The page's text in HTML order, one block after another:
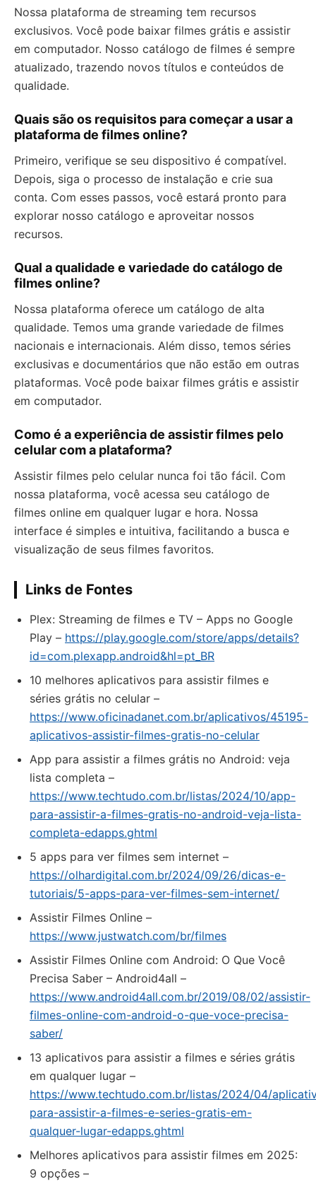
Nossa plataforma de streaming tem recursos
exclusivos. Você pode baixar filmes grátis e assistir
em computador. Nosso catálogo de filmes é sempre
atualizado, trazendo novos títulos e conteúdos de
qualidade.
Quais são os requisitos para começar a usar a
plataforma de filmes online?
Primeiro, verifique se seu dispositivo é compatível.
Depois, siga o processo de instalação e crie sua
conta. Com esses passos, você estará pronto para
explorar nosso catálogo e aproveitar nossos
recursos.
Qual a qualidade e variedade do catálogo de
filmes online?
Nossa plataforma oferece um catálogo de alta
qualidade. Temos uma grande variedade de filmes
nacionais e internacionais. Além disso, temos séries
exclusivas e documentários que não estão em outras
plataformas. Você pode baixar filmes grátis e assistir
em computador.
Como é a experiência de assistir filmes pelo
celular com a plataforma?
Assistir filmes pelo celular nunca foi tão fácil. Com
nossa plataforma, você acessa seu catálogo de
filmes online em qualquer lugar e hora. Nossa
interface é simples e intuitiva, facilitando a busca e
visualização de seus filmes favoritos.
Links de Fontes
Plex: Streaming de filmes e TV – Apps no Google
Play – https://play.google.com/store/apps/details?
id=com.plexapp.android&hl=pt_BR
10 melhores aplicativos para assistir filmes e
séries grátis no celular –
https://www.oficinadanet.com.br/aplicativos/45195-
aplicativos-assistir-filmes-gratis-no-celular
App para assistir a filmes grátis no Android: veja
lista completa –
https://www.techtudo.com.br/listas/2024/10/app-
para-assistir-a-filmes-gratis-no-android-veja-lista-
completa-edapps.ghtml
5 apps para ver filmes sem internet –
https://olhardigital.com.br/2024/09/26/dicas-e-
tutoriais/5-apps-para-ver-filmes-sem-internet/
Assistir Filmes Online –
https://www.justwatch.com/br/filmes
Assistir Filmes Online com Android: O Que Você
Precisa Saber – Android4all –
https://www.android4all.com.br/2019/08/02/assistir-
filmes-online-com-android-o-que-voce-precisa-
saber/
13 aplicativos para assistir a filmes e séries grátis
em qualquer lugar –
https://www.techtudo.com.br/listas/2024/04/
para-assistir-a-filmes-e-series-gratis-em-
qualquer-lugar-edapps.ghtml
Melhores aplicativos para assistir filmes em 2025:
9 opções –